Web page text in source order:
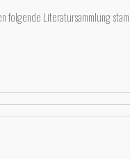
folgende Literatursammlung